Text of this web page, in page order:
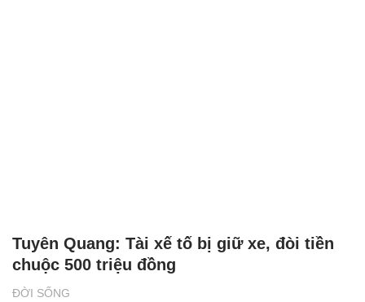
ĐỜI SỐNG
Tuyên Quang: Tài xế tố bị giữ xe, đòi tiền
chuộc 500 triệu đồng